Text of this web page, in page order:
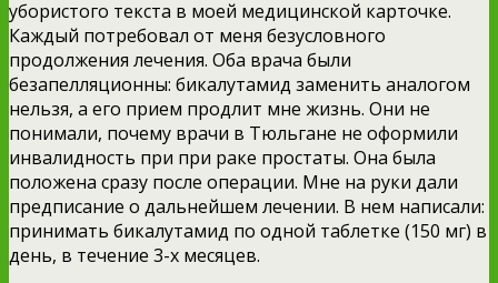
убористого текста в моей медицинской карточке.
Каждый потребовал от меня безусловного
продолжения лечения. Оба врача были
безапелляционны: бикалутамид заменить аналогом
нельзя, а его прием продлит мне жизнь. Они не
понимали, почему врачи в Тюльгане не оформили
инвалидность при при раке простаты. Она была
положена сразу после операции. Мне на руки дали
предписание о дальнейшем лечении. В нем написали:
принимать бикалутамид по одной таблетке (150 мг) в
день, в течение 3-х месяцев.